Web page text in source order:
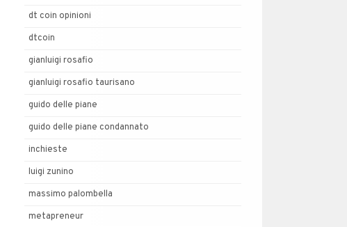
dt coin opinioni
dtcoin
gianluigi rosafio
gianluigi rosafio taurisano
guido delle piane
guido delle piane condannato
inchieste
luigi zunino
massimo palombella
metapreneur